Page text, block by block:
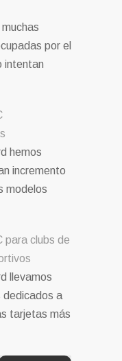
por el
intentan
hemos
incremento
modelos
para clubs de
llevamos
dedicados a
tarjetas más